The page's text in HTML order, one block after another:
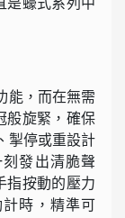
是蠔式系列中
能，而在無需
般旋緊，確保
掣停或重設計
發出清脆聲
指按動的壓力
時，精準可